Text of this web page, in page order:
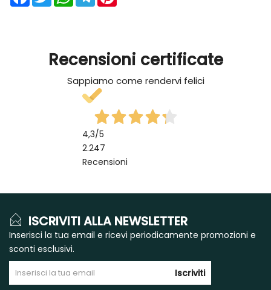
Recensioni certificate
Sappiamo come rendervi felici
4,3/5
2.247
Recensioni
ISCRIVITI ALLA NEWSLETTER
Inserisci la tua email e ricevi periodicamente promozioni e
sconti esclusivi.
Iscriviti